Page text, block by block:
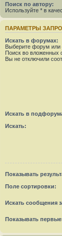
Поиск по автору:
Используйте * в
ПАРАМЕТРЫ
Искать в форумах:
Выберите форум или
Поиск во вложенных
Вы не отключили
Искать в
Искать:
Показывать
Поле сортировки:
Искать сообщения
Показывать